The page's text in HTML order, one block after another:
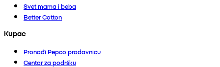
Svet mama i beba
Better Cotton
Kupac
Pronađi Pepco prodavnicu
Centar za podršku